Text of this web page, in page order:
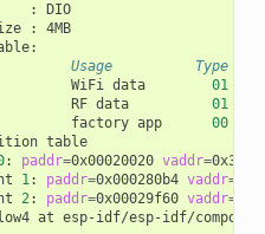
:
DIO
:
4MB
Usage          Type ST
WiFi data 01
RF data 01
factory app 00
table
: paddr=0x00020020 vaddr=
1: paddr=0x000280b4 vaddr=
2: paddr=0x00029f60 vaddr=
at esp-idf/esp-idf/